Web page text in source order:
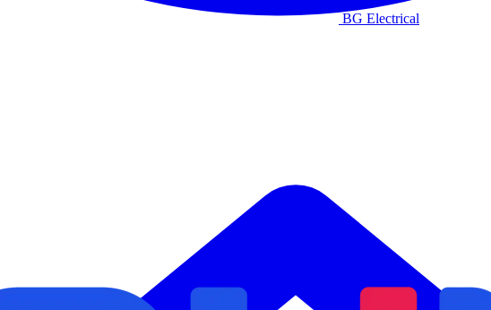
BG Electrical